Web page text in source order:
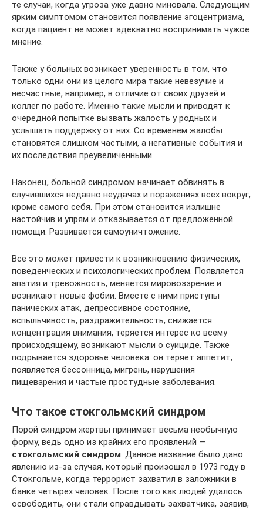
те случаи, когда угроза уже давно миновала. Следующим
ярким симптомом становится появление эгоцентризма,
когда пациент не может адекватно воспринимать чужое
мнение.
Также у больных возникает уверенность в том, что
только одни они из целого мира такие невезучие и
несчастные, например, в отличие от своих друзей и
коллег по работе. Именно такие мысли и приводят к
очередной попытке вызвать жалость у родных и
услышать поддержку от них. Со временем жалобы
становятся слишком частыми, а негативные события и
их последствия преувеличенными.
Наконец, больной синдромом начинает обвинять в
случившихся недавно неудачах и поражениях всех вокруг,
кроме самого себя. При этом становится излишне
настойчив и упрям и отказывается от предложенной
помощи. Развивается самоуничтожение.
Все это может привести к возникновению физических,
поведенческих и психологических проблем. Появляется
апатия и тревожность, меняется мировоззрение и
возникают новые фобии. Вместе с ними приступы
панических атак, депрессивное состояние,
вспыльчивость, раздражительность, снижается
концентрация внимания, теряется интерес ко всему
происходящему, возникают мысли о суициде. Также
подрывается здоровье человека: он теряет аппетит,
появляется бессонница, мигрень, нарушения
пищеварения и частые простудные заболевания.
Что такое стокгольмский синдром
Порой синдром жертвы принимает весьма необычную
форму, ведь одно из крайних его проявлений —
стокгольмский синдром. Данное название было дано
явлению из-за случая, который произошел в 1973 году в
Стокгольме, когда террорист захватил в заложники в
банке четырех человек. После того как людей удалось
освободить, они стали оправдывать захватчика, заявив,